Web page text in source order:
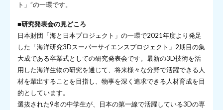
ト」”の一環です。
■研究発表会の見どころ
日本財団「海と日本プロジェクト」の一環で2021年度より発足
した「海洋研究3Dスーパーサイエンスプロジェクト」2期目の集
大成である卒業式としての研究発表会です。最新の3D技術を活
用した海洋生物の研究を通じて、将来様々な分野で活躍できる人
材を輩出することを目指し、物事を深く追求できる人材育成を目
的としています。
選抜された9名の中学生が、日本の第一線で活躍している3Dの専